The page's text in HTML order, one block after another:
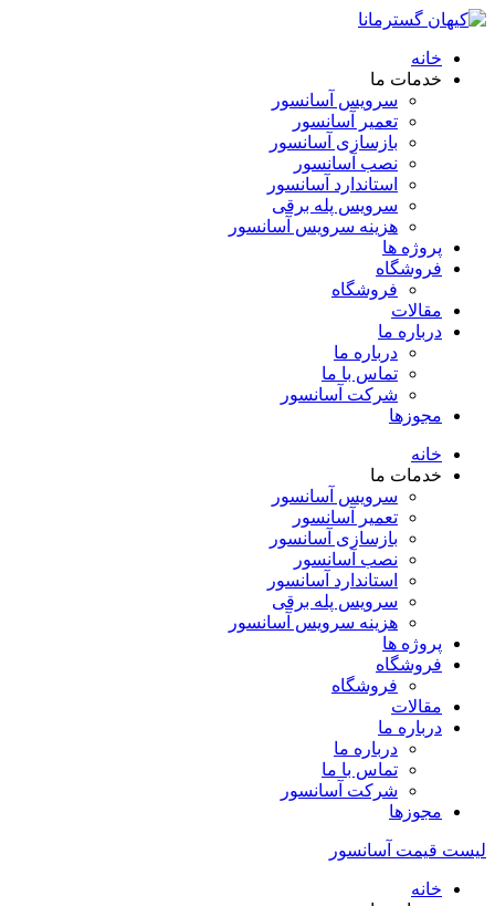
خانه
خدمات ما
سرویس آسانسور
تعمیر آسانسور
بازسازی آسانسور
نصب آسانسور
استاندارد آسانسور
سرویس پله برقی
هزینه سرویس آسانسور
پروژه ها
فروشگاه
فروشگاه
مقالات
درباره ما
درباره ما
تماس با ما
شرکت آسانسور
مجوزها
خانه
خدمات ما
سرویس آسانسور
تعمیر آسانسور
بازسازی آسانسور
نصب آسانسور
استاندارد آسانسور
سرویس پله برقی
هزینه سرویس آسانسور
پروژه ها
فروشگاه
فروشگاه
مقالات
درباره ما
درباره ما
تماس با ما
شرکت آسانسور
مجوزها
لیست قیمت آسانسور
خانه